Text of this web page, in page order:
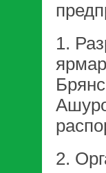
1.
2.